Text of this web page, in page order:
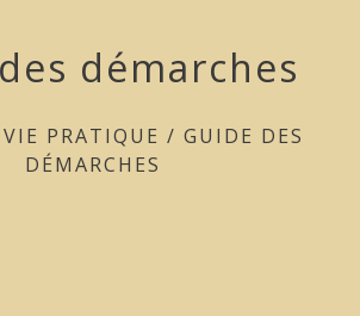
démarches
VIE PRATIQUE / GUIDE DES
DÉMARCHES